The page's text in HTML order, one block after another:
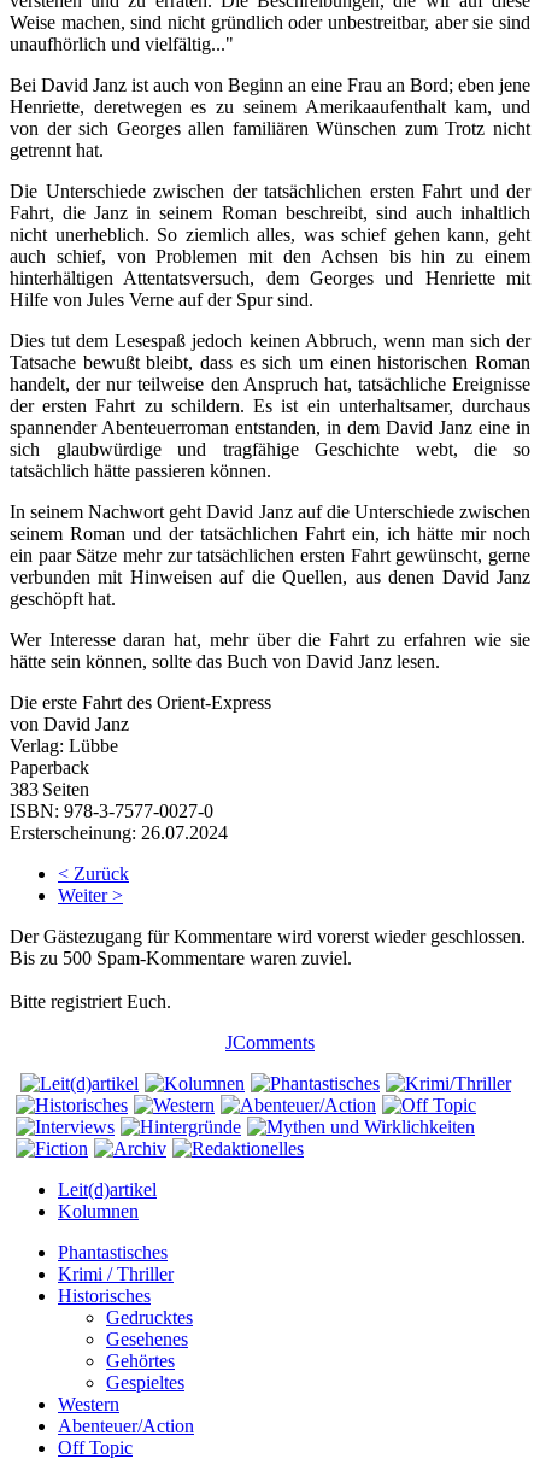
Weise machen, sind nicht gründlich oder unbestreitbar, aber sie sind
unaufhörlich und vielfältig..."
Bei David Janz ist auch von Beginn an eine Frau an Bord; eben jene
Henriette, deretwegen es zu seinem Amerikaaufenthalt kam, und
von der sich Georges allen familiären Wünschen zum Trotz nicht
getrennt hat.
Die Unterschiede zwischen der tatsächlichen ersten Fahrt und der
Fahrt, die Janz in seinem Roman beschreibt, sind auch inhaltlich
nicht unerheblich. So ziemlich alles, was schief gehen kann, geht
auch schief, von Problemen mit den Achsen bis hin zu einem
hinterhältigen Attentatsversuch, dem Georges und Henriette mit
Hilfe von Jules Verne auf der Spur sind.
Dies tut dem Lesespaß jedoch keinen Abbruch, wenn man sich der
Tatsache bewußt bleibt, dass es sich um einen historischen Roman
handelt, der nur teilweise den Anspruch hat, tatsächliche Ereignisse
der ersten Fahrt zu schildern. Es ist ein unterhaltsamer, durchaus
spannender Abenteuerroman entstanden, in dem David Janz eine in
sich glaubwürdige und tragfähige Geschichte webt, die so
tatsächlich hätte passieren können.
In seinem Nachwort geht David Janz auf die Unterschiede zwischen
seinem Roman und der tatsächlichen Fahrt ein, ich hätte mir noch
ein paar Sätze mehr zur tatsächlichen ersten Fahrt gewünscht, gerne
verbunden mit Hinweisen auf die Quellen, aus denen David Janz
geschöpft hat.
Wer Interesse daran hat, mehr über die Fahrt zu erfahren wie sie
hätte sein können, sollte das Buch von David Janz lesen.
Die erste Fahrt des Orient-Express
von David Janz
Verlag: Lübbe
Paperback
383 Seiten
ISBN: 978-3-7577-0027-0
Ersterscheinung: 26.07.2024
< Zurück
Weiter >
Der Gästezugang für Kommentare wird vorerst wieder geschlossen.
Bis zu 500 Spam-Kommentare waren zuviel.
Bitte registriert Euch.
JComments
Leit(d)artikel
Kolumnen
Phantastisches
Krimi / Thriller
Historisches
Gedrucktes
Gesehenes
Gehörtes
Gespieltes
Western
Abenteuer/Action
Off Topic